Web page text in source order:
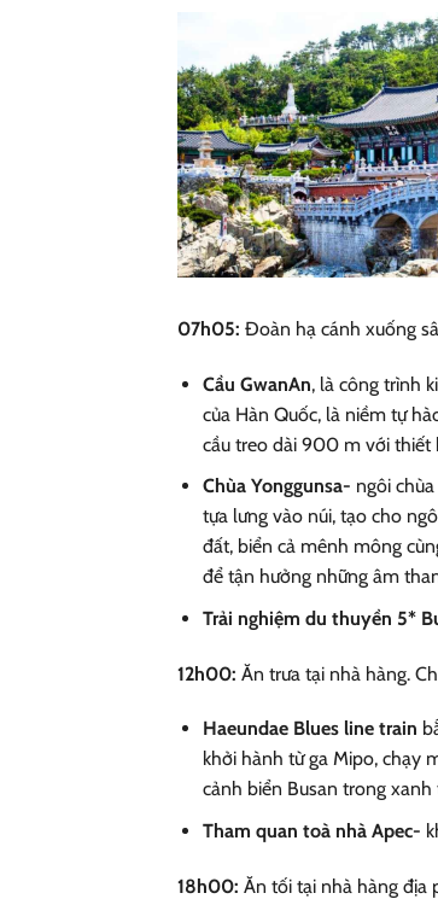
07h05: Đoàn hạ cánh xuống
Cầu GwanAn, là công trình
của Hàn Quốc, là niềm tự
cầu treo dài 900 m với thiết
Chùa Yonggunsa- ngôi
tựa lưng vào núi, tạo cho
đất, biển cả mênh mông
để tận hưởng những âm
Trải nghiệm du thuyền 5*
12h00: Ăn trưa tại nhà hàng.
Haeundae Blues line train
khởi hành từ ga Mipo, chạy
cảnh biển Busan trong
Tham quan toà nhà Apec-
18h00: Ăn tối tại nhà hàng địa